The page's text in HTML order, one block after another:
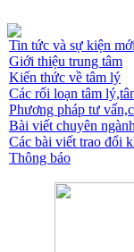
Tin tức và sự kiện
Giới thiệu trung tâm
Kiến thức về tâm lý
Các rối loạn tâm
Phương pháp tư
Bài viết chuyên ngành
Các bài viết trao đổi
Thông báo